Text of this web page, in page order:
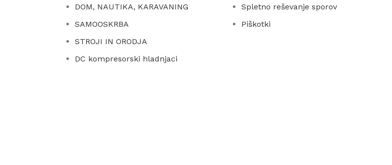
DOM, NAUTIKA, KARAVANING
SAMOOSKRBA
STROJI IN ORODJA
DC kompresorski hladnjaci
Spletno reševanje sporov
Piškotki